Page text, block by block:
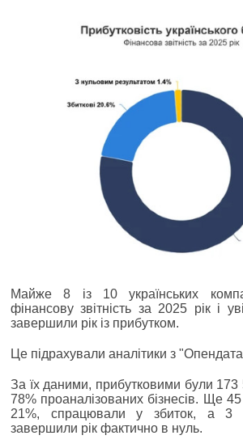
Майже 8 із 10 українських
фінансову звітність за 2025 рік і
завершили рік із прибутком.
Це підрахували аналітики з
За їх даними, прибутковими були 173
78% проаналізованих бізнесів. Ще
21%, спрацювали у збиток, а 3
завершили рік фактично в нуль.